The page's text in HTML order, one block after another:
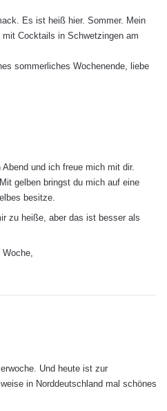
Es ist heiß hier. Sommer. Mein
Cocktails in Schwetzingen am
sommerliches Wochenende, liebe
und ich freue mich mit dir.
gelben bringst du mich auf eine
besitze.
zu heiße, aber das ist besser als
Und heute ist zur
in Norddeutschland mal schönes